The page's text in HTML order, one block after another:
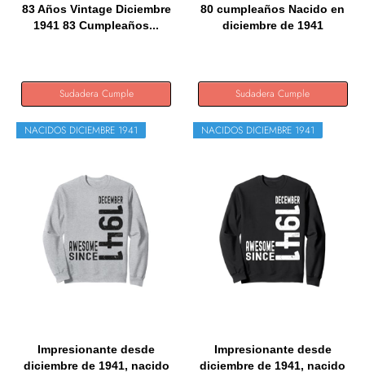
83 Años Vintage Diciembre
1941 83 Cumpleaños...
Sudadera Cumple
80 cumpleaños Nacido en
diciembre de 1941
Sudadera Cumple
NACIDOS DICIEMBRE 1941
Impresionante desde
diciembre de 1941, nacido
NACIDOS DICIEMBRE 1941
Impresionante desde
diciembre de 1941, nacido